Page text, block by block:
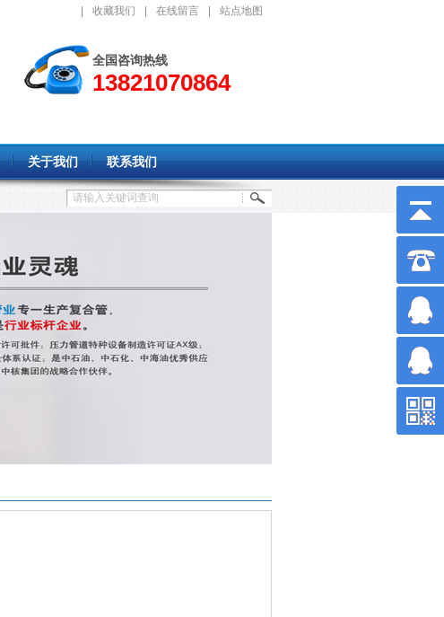
收藏我们 在线留言 站点地图
全国咨询热线
13821070864
关于我们 联系我们